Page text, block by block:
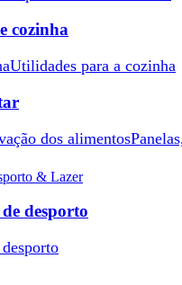
cozinha
Utilidades para a cozinha
dos alimentos
& Lazer
de desporto